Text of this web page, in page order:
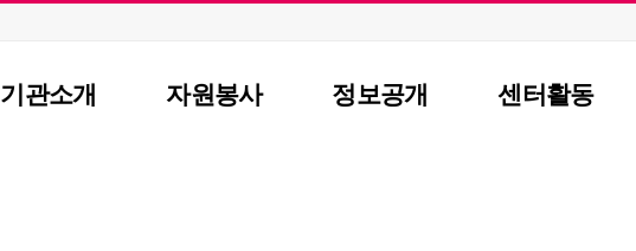
기관소개 자원봉사 정보공개 센터활동